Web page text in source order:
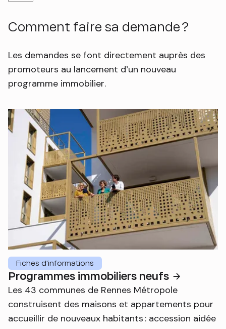
Comment faire sa demande ?
Les demandes se font directement auprès des
promoteurs au lancement d’un nouveau
programme immobilier.
Programmes immobiliers neufs
Fiches d'informations
Les 43 communes de Rennes Métropole
construisent des maisons et appartements pour
accueillir de nouveaux habitants : accession aidée